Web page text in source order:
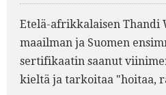
Etelä-afrikkalaisen Thandi
maailman ja Suomen
sertifikaatin saanut
kieltä ja tarkoitaa "hoitaa,